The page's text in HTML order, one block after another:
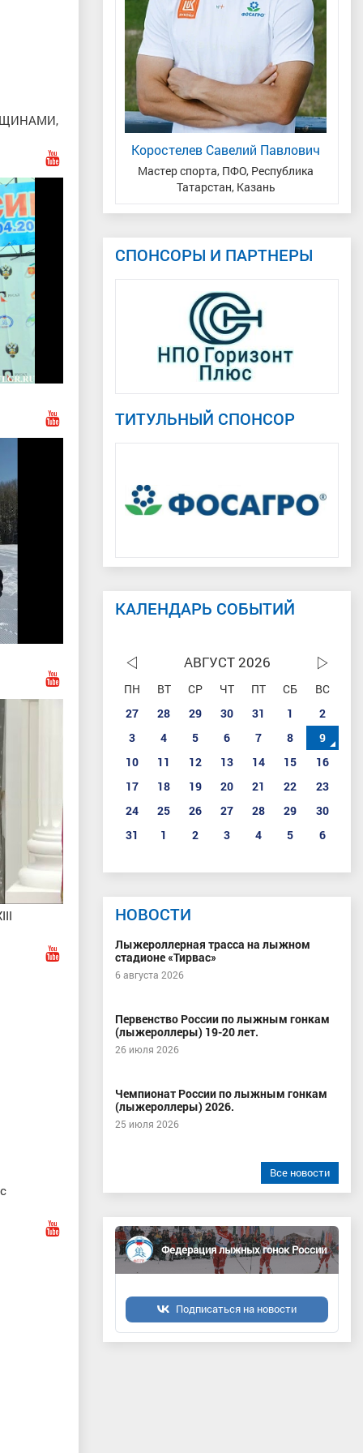
Евгеньевич
Республика
Казань
Коростелев Савелий Павлович
Мастер спорта, ПФО, Республика
Татарстан, Казань
СПОНСОРЫ И ПАРТНЕРЫ
ТИТУЛЬНЫЙ СПОНСОР
КАЛЕНДАРЬ СОБЫТИЙ
АВГУСТ 2026
ПН ВТ СР ЧТ ПТ СБ
ВС
27
28 29 30 31 1
2
3
4 5 6 7 8
9
10
11 12 13 14 15
16
17
18 19 20 21 22
23
24
25 26 27 28 29
30
31
1 2 3 4 5 6
НОВОСТИ
Лыжероллерная трасса на лыжном
стадионе «Тирвас»
6 августа 2026
Первенство России по лыжным гонкам
(лыжероллеры) 19-20 лет.
26 июля 2026
Чемпионат России по лыжным гонкам
(лыжероллеры) 2026.
25 июля 2026
Все новости
Федерация лыжных гонок России
Подписаться на новости